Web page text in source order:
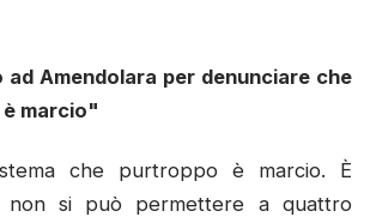
ad Amendolara per denunciare che
marcio"
che purtroppo è marcio. È
non si può permettere a quattro